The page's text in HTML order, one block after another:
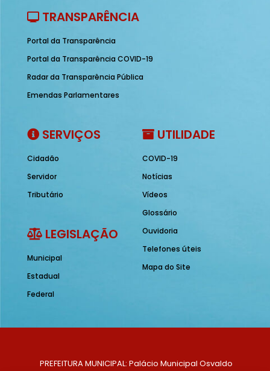
TRANSPARÊNCIA
Portal da Transparência
Portal da Transparência COVID-19
Radar da Transparência Pública
Emendas Parlamentares
SERVIÇOS
Cidadão
Servidor
Tributário
LEGISLAÇÃO
Municipal
Estadual
Federal
UTILIDADE
COVID-19
Notícias
Vídeos
Glossário
Ouvidoria
Telefones úteis
Mapa do Site
PREFEITURA MUNICIPAL: Palácio Municipal Osvaldo